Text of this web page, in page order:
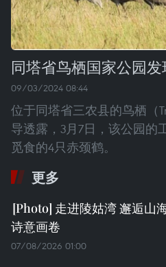
同塔省鸟栖国家公园
09/03/2024 08:44
位于同塔省三农县的鸟栖（
导透露，3月7日，该公园的
觅食的4只赤颈鹤。
更多
走进陵姑湾 邂逅山
诗意画卷
07/08/2026 01:00